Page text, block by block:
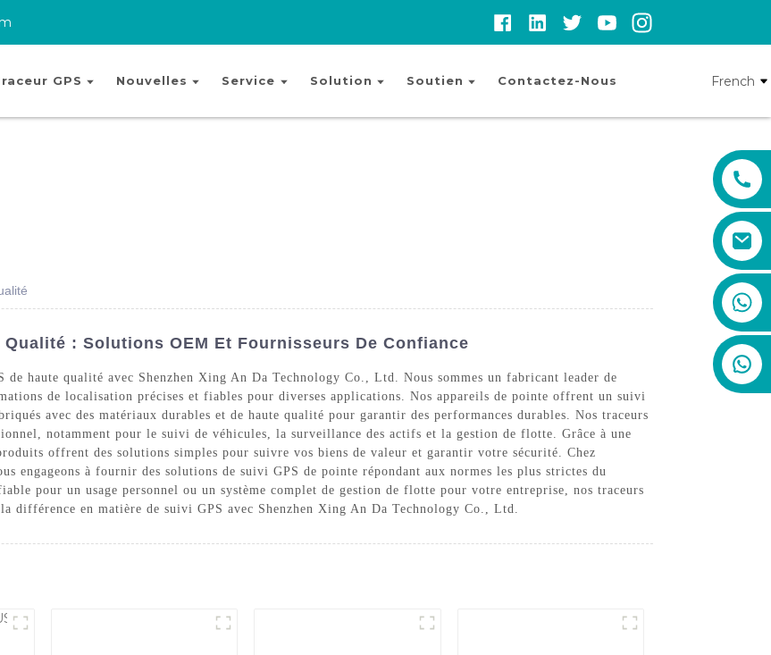
GPS Nouvelles Service Solution Soutien Contactez-Nous French
Qualité : Solutions OEM Et Fournisseurs De Confiance
haute qualité avec Shenzhen Xing An Da Technology Co., Ltd. Nous sommes un fabricant leader de
de localisation précises et fiables pour diverses applications. Nos appareils de pointe offrent un suivi
avec des matériaux durables et de haute qualité pour garantir des performances durables. Nos traceurs
notamment pour le suivi de véhicules, la surveillance des actifs et la gestion de flotte. Grâce à une
offrent des solutions simples pour suivre vos biens de valeur et garantir votre sécurité. Chez
engageons à fournir des solutions de suivi GPS de pointe répondant aux normes les plus strictes du
pour un usage personnel ou un système complet de gestion de flotte pour votre entreprise, nos traceurs
différence en matière de suivi GPS avec Shenzhen Xing An Da Technology Co., Ltd.